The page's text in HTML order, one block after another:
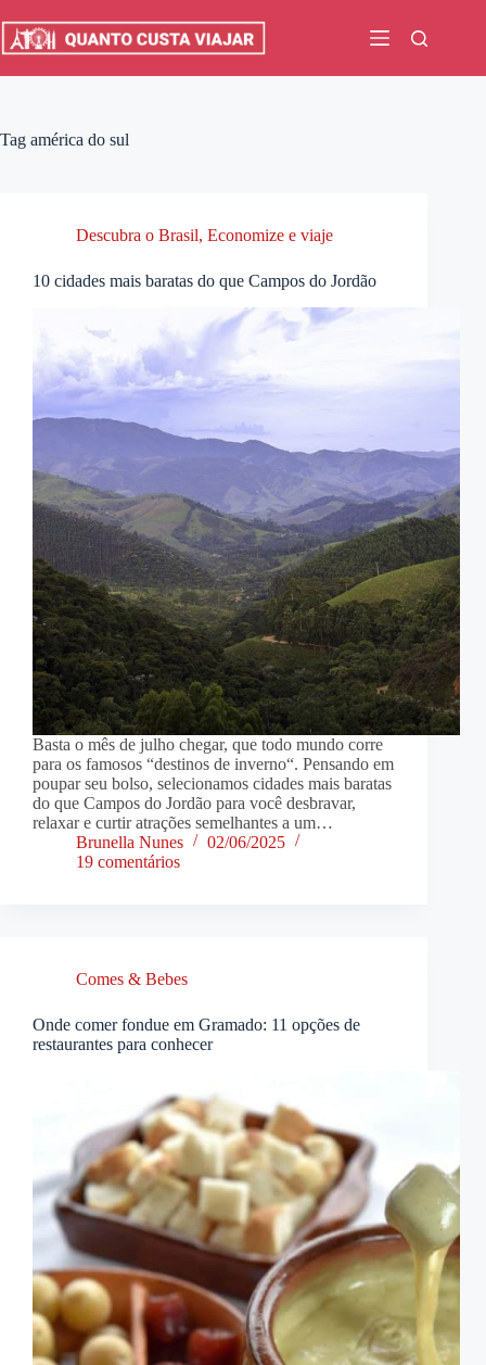
para
Tag américa do sul
Descubra o Brasil, Economize e viaje
10 cidades mais baratas do que Campos do Jordão
Basta o mês de julho chegar, que todo mundo corre
para os famosos “destinos de inverno“. Pensando em
poupar seu bolso, selecionamos cidades mais baratas
do que Campos do Jordão para você desbravar,
relaxar e curtir atrações semelhantes a um…
Brunella Nunes
02/06/2025
19 comentários
Comes & Bebes
Onde comer fondue em Gramado: 11 opções de
restaurantes para conhecer